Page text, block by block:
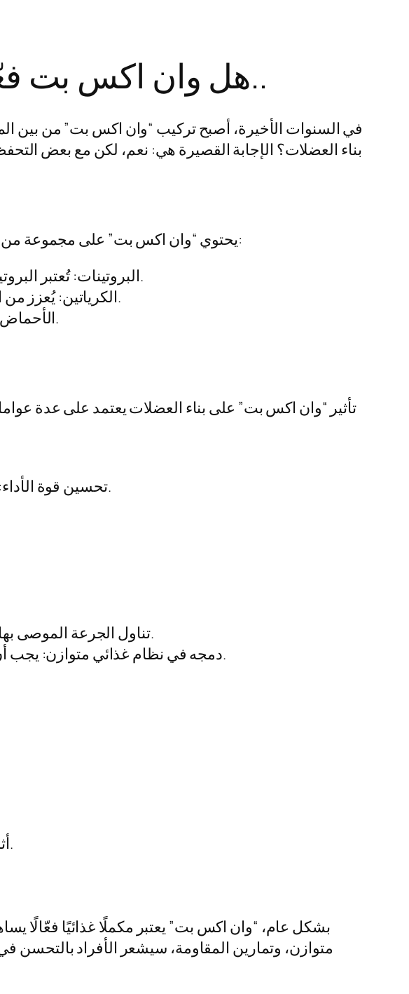
هل وان اكس بت فعّال في بناء العضلات؟ اكتشف الإجابة..
في السنوات الأخيرة، أصبح تركيب “وان اكس بت” من بين
بناء العضلات؟ الإجابة القصيرة هي: نعم، لكن مع بعض
يحتوي “وان اكس بت” على مجموعة من المكونات الأساسية التي تعزز من فعاليته في زيادة الكتلة العضلية. من بين مكوناته:
البروتينات: تُعتبر البروتينات أساس بناء العضلات وهي تساهم في ترميم الأنسجة العضلية بعد التدريب.
الكرياتين: يُعزز من الطاقة والأداء أثناء التمارين الشاقة، مما يساعد على رفع الأثقال بشكل أفضل.
الأحماض الأمينية: تساهم في تحسين استجابة الجسم للتمرين وتعزز من عملية التعافي.
تأثير “وان اكس بت” على بناء العضلات يعتمد على عدة
تحسين قوة الأداء: من خلال زيادة الطاقة، يمكنك رفع أوزان أكبر وتحقيق المكاسب بشكل أسرع.
تناول الجرعة الموصى بها: يفضل الالتزام بالتوجيهات الموجودة على العبوة أو استشارة أخصائي التغذية.
دمجه في نظام غذائي متوازن: يجب أن يكون المكمل جزءًا من نظام غذائي غني بالبروتينات والكربوهيدرات الصحية.
أثر على الكلى: في حالة تناول جرعات زائدة، قد يؤدي إلى ضغط زائد على الكلى.
بشكل عام، “وان اكس بت” يعتبر مكملًا غذائيًا فعّالًا
متوازن، وتمارين المقاومة، سيشعر الأفراد بالتحسن